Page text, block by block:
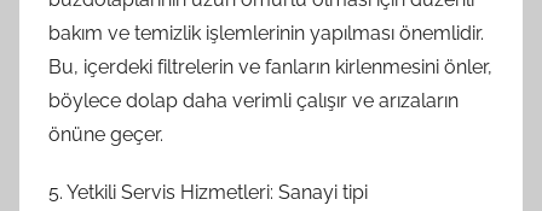
bakım ve temizlik işlemlerinin yapılması önemlidir.
Bu, içerdeki filtrelerin ve fanların kirlenmesini önler,
böylece dolap daha verimli çalışır ve arızaların
önüne geçer.
5. Yetkili Servis Hizmetleri: Sanayi tipi